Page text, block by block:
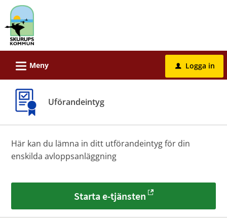
Välkommen
till
tjänster
Skurups
kommun
L Meny u Logga in
Uförandeintyg
Här kan du lämna in ditt utförandeintyg för din
enskilda avloppsanläggning
Starta e-tjänsten